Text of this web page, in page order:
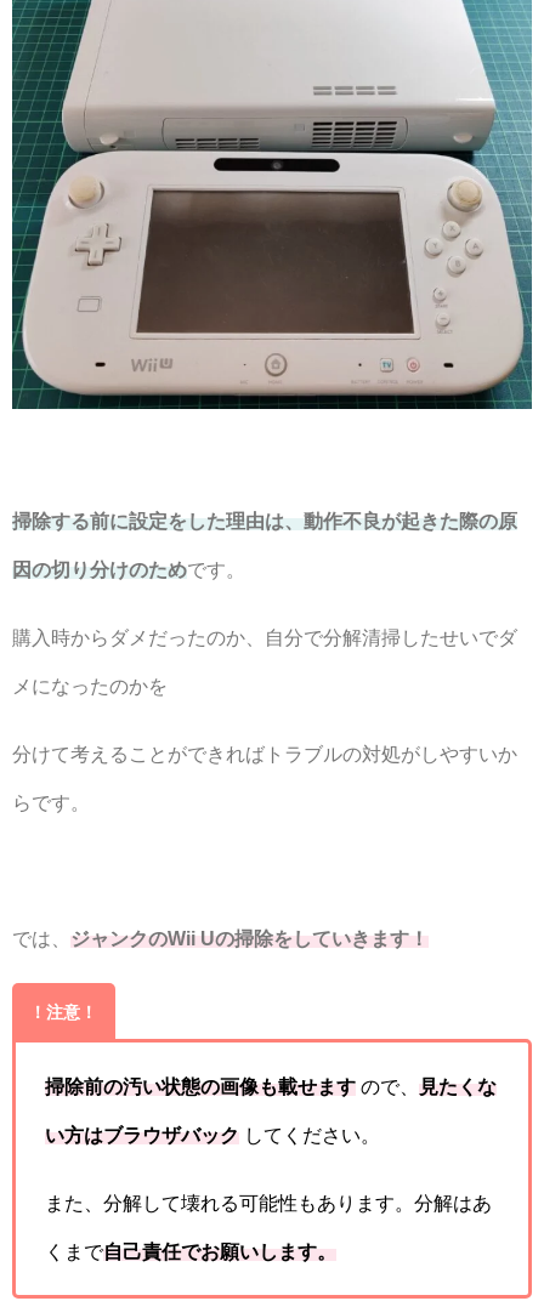
掃除する前に設定をした理由は、動作不良が起きた際の原
因の切り分けのためです。
購入時からダメだったのか、自分で分解清掃したせいでダ
メになったのかを
分けて考えることができればトラブルの対処がしやすいか
らです。
では、 ジャンクのWii Uの掃除をしていきます！
！注意！
掃除前の汚い状態の画像も載せます ので、 見たくな
い方はブラウザバック してください。
また、分解して壊れる可能性もあります。分解はあ
くまで自己責任でお願いします。